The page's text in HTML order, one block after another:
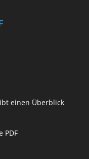
einen Überblick
PDF